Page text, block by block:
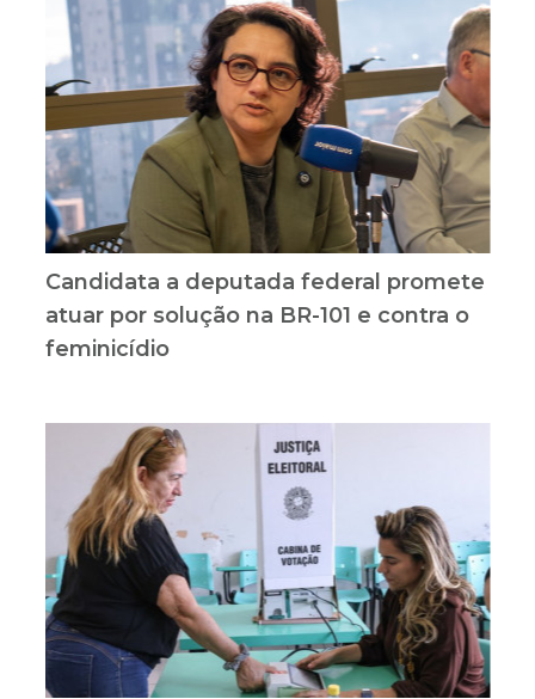
Candidata a deputada federal promete
atuar por solução na BR-101 e contra o
feminicídio